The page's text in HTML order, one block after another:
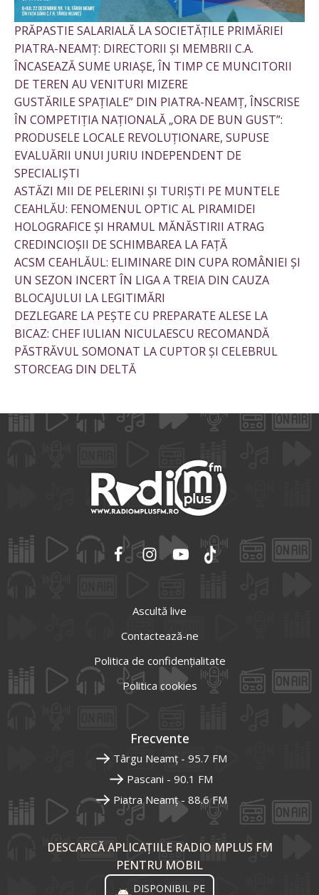
PRĂPASTIE SALARIALĂ LA SOCIETĂȚILE PRIMĂRIEI
PIATRA-NEAMȚ: DIRECTORII ȘI MEMBRII C.A.
ÎNCASEAZĂ SUME URIAȘE, ÎN TIMP CE MUNCITORII
DE TEREN AU VENITURI MIZERE
GUSTĂRILE SPAȚIALE” DIN PIATRA-NEAMȚ, ÎNSCRISE
ÎN COMPETIȚIA NAȚIONALĂ „ORA DE BUN GUST”:
PRODUSELE LOCALE REVOLUȚIONARE, SUPUSE
EVALUĂRII UNUI JURIU INDEPENDENT DE
SPECIALIȘTI
ASTĂZI MII DE PELERINI ȘI TURIȘTI PE MUNTELE
CEAHLĂU: FENOMENUL OPTIC AL PIRAMIDEI
HOLOGRAFICE ȘI HRAMUL MĂNĂSTIRII ATRAG
CREDINCIOȘII DE SCHIMBAREA LA FAȚĂ
ACSM CEAHLĂUL: ELIMINARE DIN CUPA ROMÂNIEI ȘI
UN SEZON INCERT ÎN LIGA A TREIA DIN CAUZA
BLOCAJULUI LA LEGITIMĂRI
DEZLEGARE LA PEȘTE CU PREPARATE ALESE LA
BICAZ: CHEF IULIAN NICULAESCU RECOMANDĂ
PĂSTRĂVUL SOMONAT LA CUPTOR ȘI CELEBRUL
STORCEAG DIN DELTĂ
Ascultă live
Contactează-ne
Politica de confidențialitate
Politica cookies
Frecvente
Târgu Neamț - 95.7 FM
Pascani - 90.1 FM
Piatra Neamț - 88.6 FM
DESCARCĂ APLICAȚIILE RADIO MPLUS FM
PENTRU MOBIL
DISPONIBIL PE